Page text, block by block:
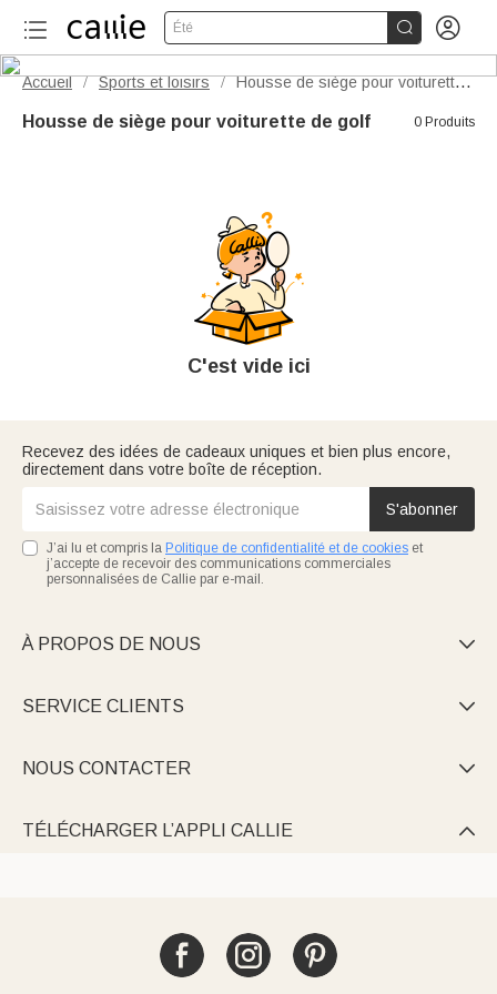
Été  
Accueil / Sports et loisirs / Housse de siège pour voiturette de golf
Housse de siège pour voiturette de golf 0 Produits
C'est vide ici
Recevez des idées de cadeaux uniques et bien plus encore,
directement dans votre boîte de réception.
S'abonner
J’ai lu et compris la Politique de confidentialité et de cookies et
j’accepte de recevoir des communications commerciales
personnalisées de Callie par e-mail.
À PROPOS DE NOUS 
SERVICE CLIENTS 
NOUS CONTACTER 
TÉLÉCHARGER L’APPLI CALLIE 